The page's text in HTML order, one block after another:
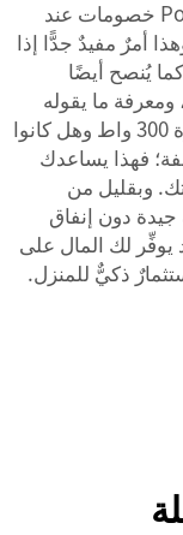
بالجملة؛ إذ تقدِّم شركات كثيرة مثل Poforce خصومات عند
أمرٌ مفيدٌ جدًّا إذا
يُنصح أيضًا
ومعرفة ما يقوله
العملاء الآخرون عن الألواح الشمسية بقدرة 300 واط وهل كانوا
فهذا يساعدك
وبقليل من
دون إنفاق
يوفِّر لك المال على
ذكيٌّ للمنزل.